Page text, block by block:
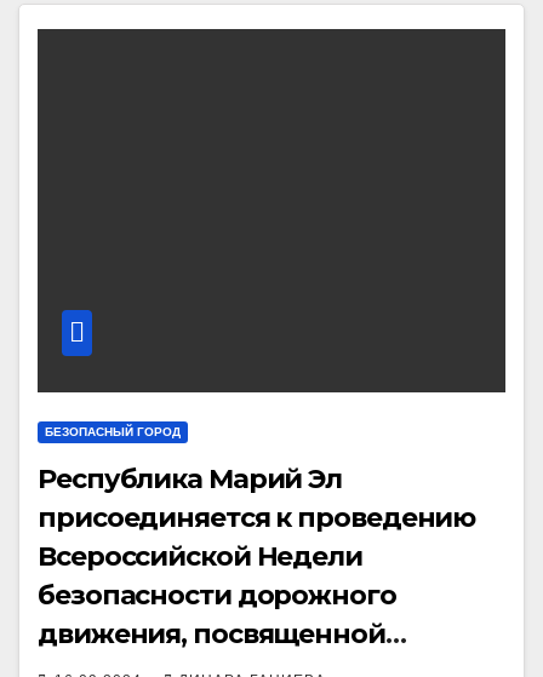
БЕЗОПАСНЫЙ ГОРОД
Республика Марий Эл
присоединяется к проведению
Всероссийской Недели
безопасности дорожного
движения, посвященной